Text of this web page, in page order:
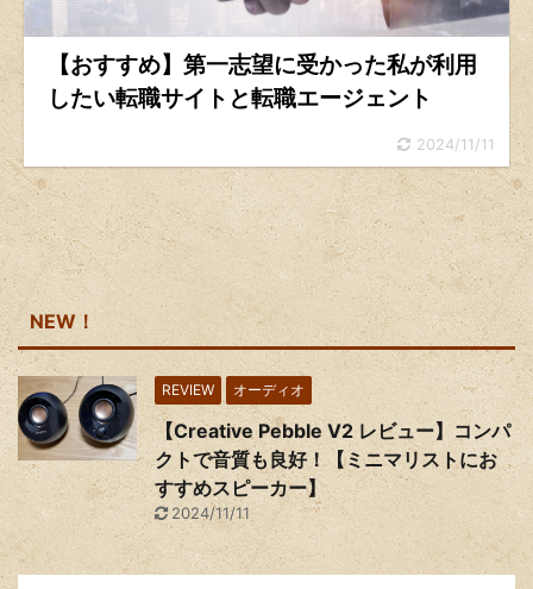
【おすすめ】第一志望に受かった私が利用
したい転職サイトと転職エージェント
2024/11/11
NEW！
REVIEW オーディオ
【Creative Pebble V2 レビュー】コンパ
クトで音質も良好！【ミニマリストにお
すすめスピーカー】
2024/11/11